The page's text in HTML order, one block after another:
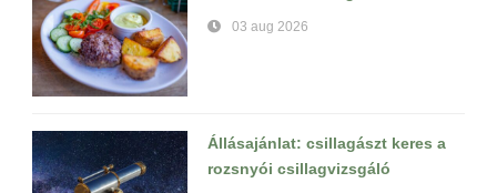
03 aug 2026
Állásajánlat: csillagászt keres a
rozsnyói csillagvizsgáló